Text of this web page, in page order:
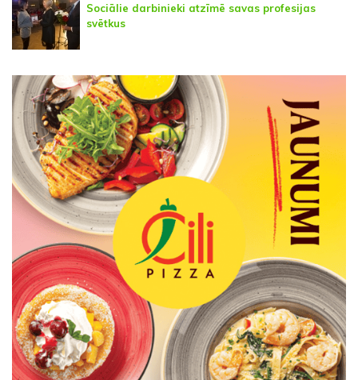
Sociālie darbinieki atzīmē savas profesijas
svētkus